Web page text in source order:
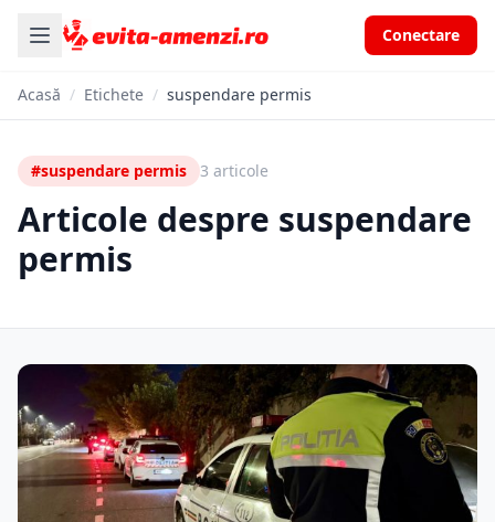
Conectare
Acasă / Etichete / suspendare permis
#suspendare permis 3 articole
Articole despre suspendare
permis